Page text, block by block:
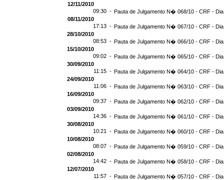
12/11/2010
09:30 - Pauta de Julgamento N� 068/10 - CRF - Dia
08/11/2010
17:13 - Pauta de Julgamento N� 067/10 - CRF - Dia
28/10/2010
08:53 - Pauta de Julgamento N� 066/10 - CRF - Dia
15/10/2010
09:02 - Pauta de Julgamento N� 065/10 - CRF -
30/09/2010
11:15 - Pauta de Julgamento N� 064/10 - CRF -
24/09/2010
11:06 - Pauta de Julgamento N� 063/10 - CRF -
16/09/2010
09:37 - Pauta de Julgamento N� 062/10 - CRF -
03/09/2010
14:36 - Pauta de Julgamento N� 061/10 - CRF -
30/08/2010
10:21 - Pauta de Julgamento N� 060/10 - CRF -
10/08/2010
08:07 - Pauta de Julgamento N� 059/10 - CRF -
02/08/2010
14:42 - Pauta de Julgamento N� 058/10 - CRF -
12/07/2010
11:57 - Pauta de Julgamento N� 057/10 - CRF -